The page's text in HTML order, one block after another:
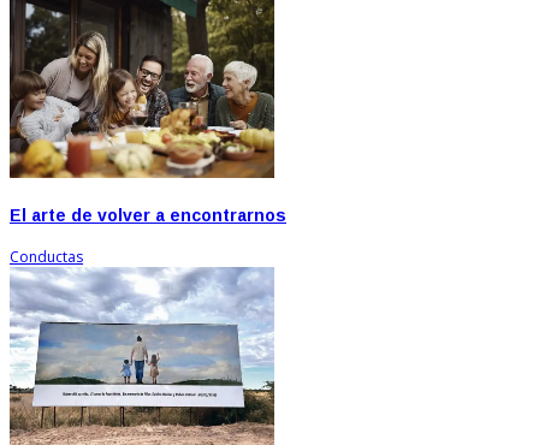
El arte de volver a encontrarnos
Conductas